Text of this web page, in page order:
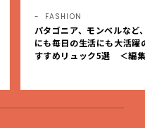
FASHION
パタゴニア、モンベルなど
にも毎日の生活にも大活躍
すすめリュック5選 ＜編